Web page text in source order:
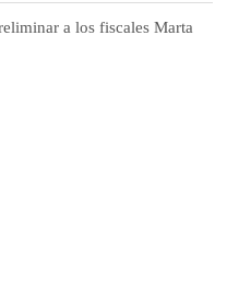
a los fiscales Marta